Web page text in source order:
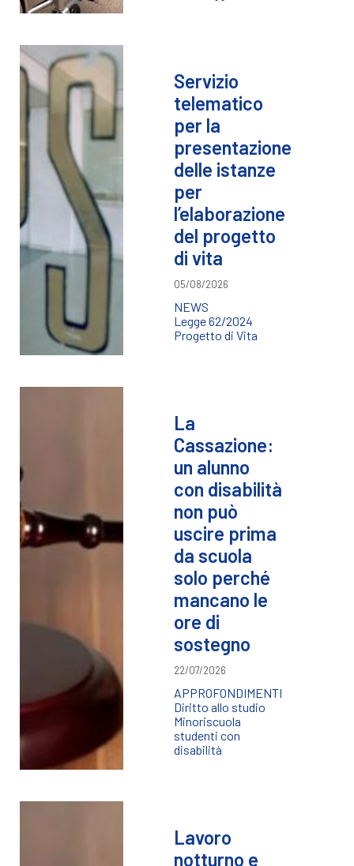
Servizio
telematico
per la
presentazione
delle istanze
per
l’elaborazione
del progetto
di vita
05/08/2026
NEWS
Legge 62/2024
Progetto di Vita
La
Cassazione:
un alunno
con disabilità
non può
uscire prima
da scuola
solo perché
mancano le
ore di
sostegno
22/07/2026
APPROFONDIMENTI
Diritto allo studio
Minoriscuola
studenti con
disabilità
Lavoro
notturno e